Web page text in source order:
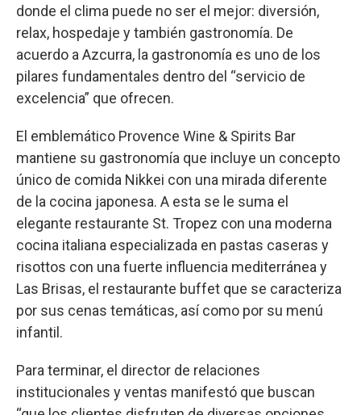
donde el clima puede no ser el mejor: diversión,
relax, hospedaje y también gastronomía. De
acuerdo a Azcurra, la gastronomía es uno de los
pilares fundamentales dentro del “servicio de
excelencia” que ofrecen.
El emblemático Provence Wine & Spirits Bar
mantiene su gastronomía que incluye un concepto
único de comida Nikkei con una mirada diferente
de la cocina japonesa. A esta se le suma el
elegante restaurante St. Tropez con una moderna
cocina italiana especializada en pastas caseras y
risottos con una fuerte influencia mediterránea y
Las Brisas, el restaurante buffet que se caracteriza
por sus cenas temáticas, así como por su menú
infantil.
Para terminar, el director de relaciones
institucionales y ventas manifestó que buscan